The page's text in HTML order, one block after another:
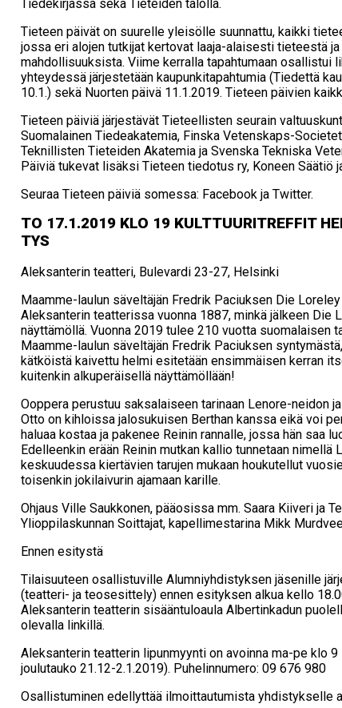
Tiedekirjassa sekä Tieteiden talolla.
Tieteen päivät on suurelle yleisölle suunnattu, kaikki
jossa eri alojen tutkijat kertovat laaja-alaisesti tieteestä
mahdollisuuksista. Viime kerralla tapahtumaan osallistui
yhteydessä järjestetään kaupunkitapahtumia (Tiedettä
10.1.) sekä Nuorten päivä 11.1.2019. Tieteen päivien
Tieteen päiviä järjestävät Tieteellisten seurain
Suomalainen Tiedeakatemia, Finska Vetenskaps-
Teknillisten Tieteiden Akatemia ja Svenska Tekniska
Päiviä tukevat lisäksi Tieteen tiedotus ry, Koneen Säätiö
Seuraa Tieteen päiviä somessa: Facebook ja Twitter.
TO 17.1.2019 KLO 19 KULT­TUU­RIT­REF­FIT
TYS
Aleksanterin teatteri, Bulevardi 23-27, Helsinki
Maamme-laulun säveltäjän Fredrik Paciuksen Die
Aleksanterin teatterissa vuonna 1887, minkä jälkeen Die
näyttämöllä. Vuonna 2019 tulee 210 vuotta suomalaisen
Maamme-laulun säveltäjän Fredrik Paciuksen
kätköistä kaivettu helmi esitetään ensimmäisen kerran
kuitenkin alkuperäisellä näyttämöllään!
Ooppera perustuu saksalaiseen tarinaan Lenore-neidon
Otto on kihloissa jalosukuisen Berthan kanssa eikä voi
haluaa kostaa ja pakenee Reinin rannalle, jossa hän saa
Edelleenkin erään Reinin mutkan kallio tunnetaan nimellä
keskuudessa kiertävien tarujen mukaan houkutellut
toisenkin jokilaivurin ajamaan karille.
Ohjaus Ville Saukkonen, pääosissa mm. Saara Kiiveri ja
Ylioppilaskunnan Soittajat, kapellimestarina Mikk
Ennen esitystä
Tilaisuuteen osallistuville Alumniyhdistyksen jäsenille
(teatteri- ja teosesittely) ennen esityksen alkua kello
Aleksanterin teatterin sisääntuloaula Albertinkadun
olevalla linkillä.
Aleksanterin teatterin lipunmyynti on avoinna ma-pe klo
joulutauko 21.12-2.1.2019). Puhelinnumero: 09 676 980
Osallistuminen edellyttää ilmoittautumista yhdistykselle